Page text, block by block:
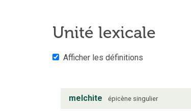
Unité lexicale
Afficher les définitions
melchite épicène singulier